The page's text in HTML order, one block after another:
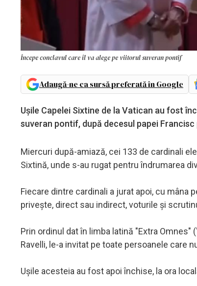
Începe conclavul care îl va alege pe viitorul suveran pontif
Adaugă-ne ca sursă preferată în Google
Uşile Capelei Sixtine de la Vatican au fost
suveran pontif, după decesul papei
Miercuri după-amiază, cei 133 de cardinali
Sixtină, unde s-au rugat pentru îndrumarea
Fiecare dintre cardinali a jurat apoi, cu mâna
priveşte, direct sau indirect, voturile şi
Prin ordinul dat în limba latină "Extra
Ravelli, le-a invitat pe toate persoanele care
Uşile acesteia au fost apoi închise, la ora